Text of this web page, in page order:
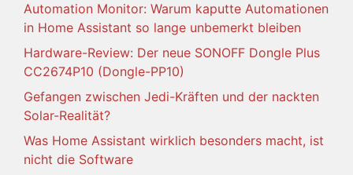
Automation Monitor: Warum kaputte Automationen
in Home Assistant so lange unbemerkt bleiben
Hardware-Review: Der neue SONOFF Dongle Plus
CC2674P10 (Dongle-PP10)
Gefangen zwischen Jedi-Kräften und der nackten
Solar-Realität?
Was Home Assistant wirklich besonders macht, ist
nicht die Software